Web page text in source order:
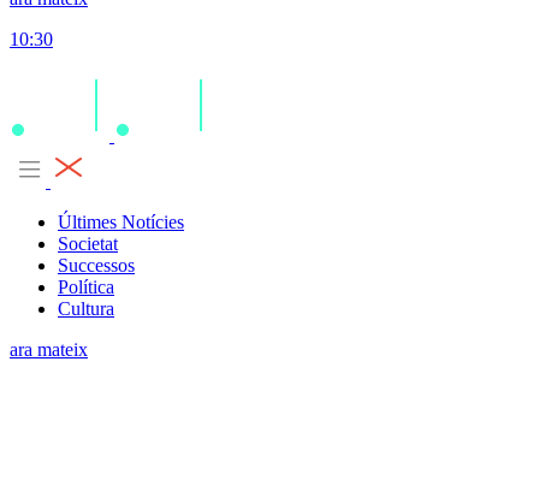
10:30
Últimes Notícies
Societat
Successos
Política
Cultura
ara mateix